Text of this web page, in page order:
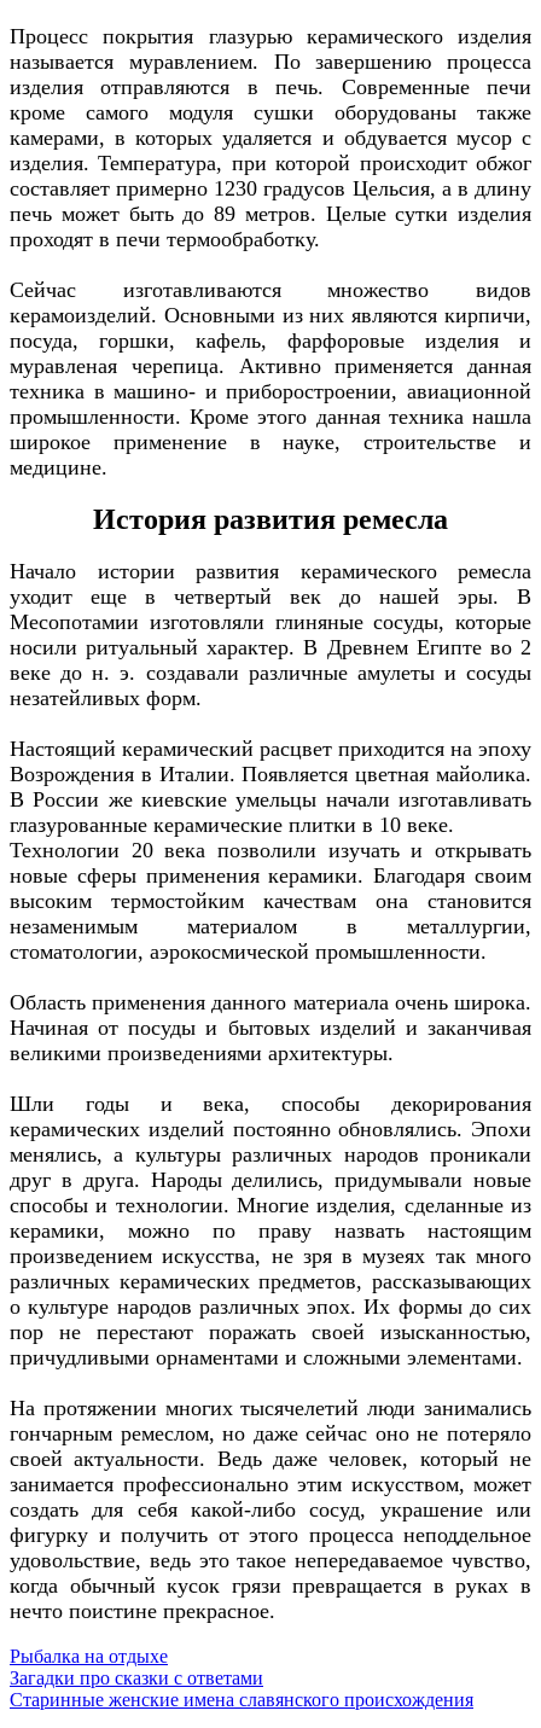
Процесс покрытия глазурью керамического изделия
называется муравлением. По завершению процесса
изделия отправляются в печь. Современные печи
кроме самого модуля сушки оборудованы также
камерами, в которых удаляется и обдувается мусор с
изделия. Температура, при которой происходит обжог
составляет примерно 1230 градусов Цельсия, а в длину
печь может быть до 89 метров. Целые сутки изделия
проходят в печи термообработку.
Сейчас изготавливаются множество видов
керамоизделий. Основными из них являются кирпичи,
посуда, горшки, кафель, фарфоровые изделия и
муравленая черепица. Активно применяется данная
техника в машино- и приборостроении, авиационной
промышленности. Кроме этого данная техника нашла
широкое применение в науке, строительстве и
медицине.
История развития ремесла
Начало истории развития керамического ремесла
уходит еще в четвертый век до нашей эры. В
Месопотамии изготовляли глиняные сосуды, которые
носили ритуальный характер. В Древнем Египте во 2
веке до н. э. создавали различные амулеты и сосуды
незатейливых форм.
Настоящий керамический расцвет приходится на эпоху
Возрождения в Италии. Появляется цветная майолика.
В России же киевские умельцы начали изготавливать
глазурованные керамические плитки в 10 веке.
Технологии 20 века позволили изучать и открывать
новые сферы применения керамики. Благодаря своим
высоким термостойким качествам она становится
незаменимым материалом в металлургии,
стоматологии, аэрокосмической промышленности.
Область применения данного материала очень широка.
Начиная от посуды и бытовых изделий и заканчивая
великими произведениями архитектуры.
Шли годы и века, способы декорирования
керамических изделий постоянно обновлялись. Эпохи
менялись, а культуры различных народов проникали
друг в друга. Народы делились, придумывали новые
способы и технологии. Многие изделия, сделанные из
керамики, можно по праву назвать настоящим
произведением искусства, не зря в музеях так много
различных керамических предметов, рассказывающих
о культуре народов различных эпох. Их формы до сих
пор не перестают поражать своей изысканностью,
причудливыми орнаментами и сложными элементами.
На протяжении многих тысячелетий люди занимались
гончарным ремеслом, но даже сейчас оно не потеряло
своей актуальности. Ведь даже человек, который не
занимается профессионально этим искусством, может
создать для себя какой-либо сосуд, украшение или
фигурку и получить от этого процесса неподдельное
удовольствие, ведь это такое непередаваемое чувство,
когда обычный кусок грязи превращается в руках в
нечто поистине прекрасное.
Рыбалка на отдыхе
Загадки про сказки с ответами
Старинные женские имена славянского происхождения